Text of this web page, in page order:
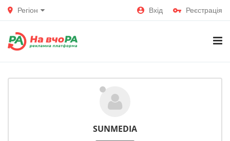
Регіон Вхід Реєстрація
SUNMEDIA